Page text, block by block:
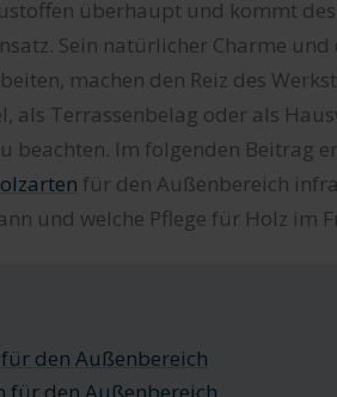
überhaupt und kommt
Sein natürlicher Charme
machen den Reiz des
als Terrassenbelag oder als
beachten. Im folgenden Beitrag
für den Außenbereich
und welche Pflege für Holz im
den Außenbereich